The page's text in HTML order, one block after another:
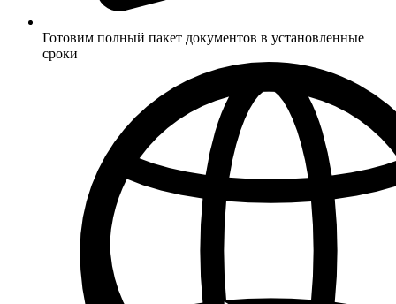
Готовим полный пакет документов в установленные
сроки